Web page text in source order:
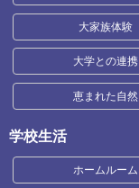
大家族体験
大学との連携
恵まれた自然
学校生活
ホームルーム